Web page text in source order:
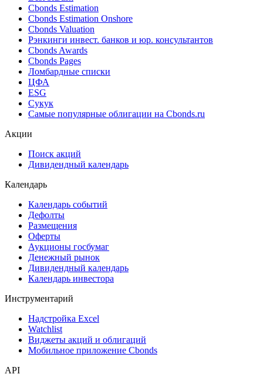
Cbonds Estimation
Cbonds Estimation Onshore
Cbonds Valuation
Рэнкинги инвест. банков и юр. консультантов
Cbonds Awards
Cbonds Pages
Ломбардные списки
ЦФА
ESG
Сукук
Самые популярные облигации на Cbonds.ru
Акции
Поиск акций
Дивидендный календарь
Календарь
Календарь событий
Дефолты
Размещения
Оферты
Аукционы госбумаг
Денежный рынок
Дивидендный календарь
Календарь инвестора
Инструментарий
Надстройка Excel
Watchlist
Виджеты акций и облигаций
Мобильное приложение Cbonds
API